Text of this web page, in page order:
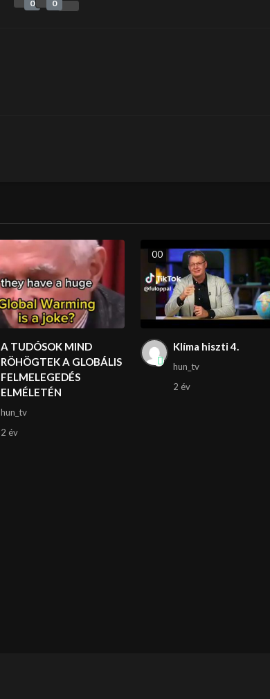
0 0
A TUDÓSOK MIND
RÖHÖGTEK A GLOBÁLIS
FELMELEGEDÉS
ELMÉLETÉN
hun_tv
2 év
00
Klíma hiszti 4.
hun_tv
2 év